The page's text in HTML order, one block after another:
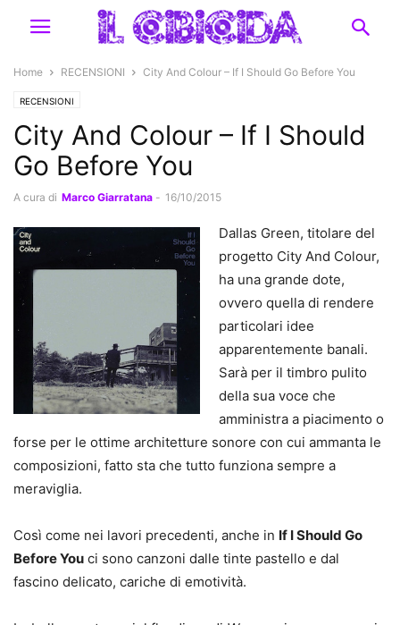
Home RECENSIONI City And Colour – If I Should Go Before You
RECENSIONI
City And Colour – If I Should
Go Before You
A cura di Marco Giarratana - 16/10/2015
Dallas Green, titolare del
progetto City And Colour,
ha una grande dote,
ovvero quella di rendere
particolari idee
apparentemente banali.
Sarà per il timbro pulito
della sua voce che
amministra a piacimento o
forse per le ottime architetture sonore con cui ammanta le
composizioni, fatto sta che tutto funziona sempre a
meraviglia.
Così come nei lavori precedenti, anche in If I Should Go
Before You ci sono canzoni dalle tinte pastello e dal
fascino delicato, cariche di emotività.